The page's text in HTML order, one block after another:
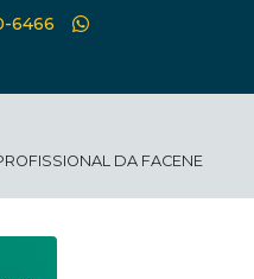
6466
DA FACENE